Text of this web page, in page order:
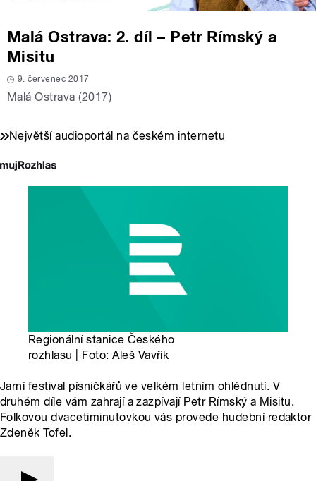
Malá Ostrava: 2. díl – Petr Rímský a
Misitu
9. červenec 2017
Malá Ostrava (2017)
Největší audioportál na českém internetu
Regionální stanice Českého
rozhlasu | Foto: Aleš Vavřík
Jarní festival písničkářů ve velkém letním ohlédnutí. V
druhém díle vám zahrají a zazpívají Petr Rímský a Misitu.
Folkovou dvacetiminutovkou vás provede hudební redaktor
Zdeněk Tofel.